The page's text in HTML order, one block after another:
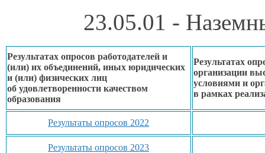
23.05.01 -
Результатах опросов работодателей и
(или) их объединений, иных юридических
и (или) физических лиц
об удовлетворенности качеством
образования
Результатах
организации
условиями и
в рамках
Результаты опросов 2022
Результаты опросов 2023